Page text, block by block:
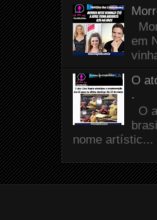
em
O
.
O
nome artístic...